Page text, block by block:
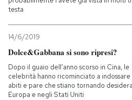
testa
14/6/2019
Dolce&Gabbana si sono ripresi?
Dopo il guaio dell'anno scorso in Cina, le
celebrità hanno ricominciato a indossare
abiti e pare che stiano tornando
Europa e negli Stati Uniti